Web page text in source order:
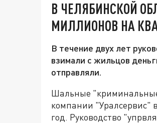
В ЧЕЛЯБИНСКОЙ
МИЛЛИОНОВ НА
В течение двух лет
взимали с жильцов
отправляли.
Шальные
компании "Уралсервис"
год. Руководство